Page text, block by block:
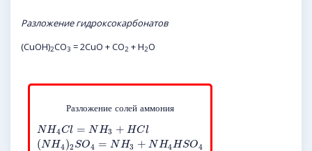
Разложение гидроксокарбонатов
(CuOH)2CO3 = 2CuO + CO2 + H2O
Разложение солей аммония
NH4Cl = NH3 + HCl
(NH4)2 SO4 = NH3 + NH4HSO4